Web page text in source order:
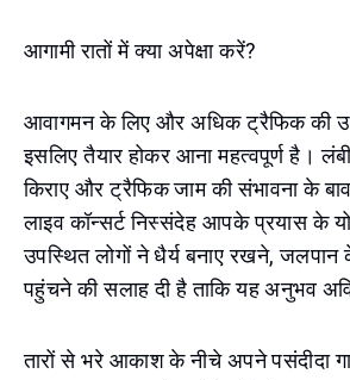
आगामी रातों में क्या अपेक्षा करें?
आवागमन के लिए और अधिक ट्रैफिक की
इसलिए तैयार होकर आना महत्वपूर्ण है।
किराए और ट्रैफिक जाम की संभावना के
लाइव कॉन्सर्ट निस्संदेह आपके प्रयास के
उपस्थित लोगों ने धैर्य बनाए रखने,
पहुंचने की सलाह दी है ताकि यह अनुभव
तारों से भरे आकाश के नीचे अपने पसंदीदा